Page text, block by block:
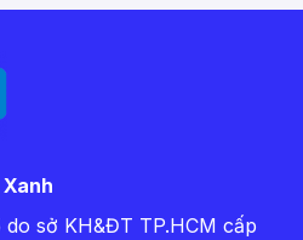
do sở KH&ĐT TP.HCM cấp